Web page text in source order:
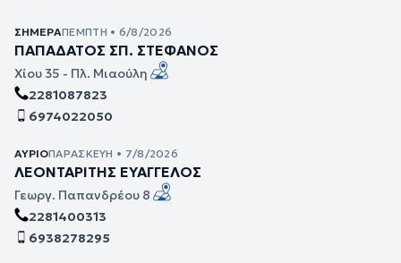
ΣΉΜΕΡΑΠΈΜΠΤΗ • 6/8/2026
ΠΑΠΑΔΑΤΟΣ ΣΠ. ΣΤΕΦΑΝΟΣ
Χίου 35 - Πλ. Μιαούλη
2281087823
6974022050
ΑΎΡΙΟΠΑΡΑΣΚΕΥΉ • 7/8/2026
ΛΕΟΝΤΑΡΙΤΗΣ ΕΥΑΓΓΕΛΟΣ
Γεωργ. Παπανδρέου 8
2281400313
6938278295